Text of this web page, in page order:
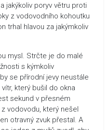
jakýkoliv poryv větru proti
z vodovodního kohoutku
trhal hlavou za jakýmkoliv
mysl. Strčte je do malé
s kýmkoliv
se přírodní jevy neustále
který bušil do okna
sekund v přesném
vodovodu, který nešel
otravný zvuk přestal. A